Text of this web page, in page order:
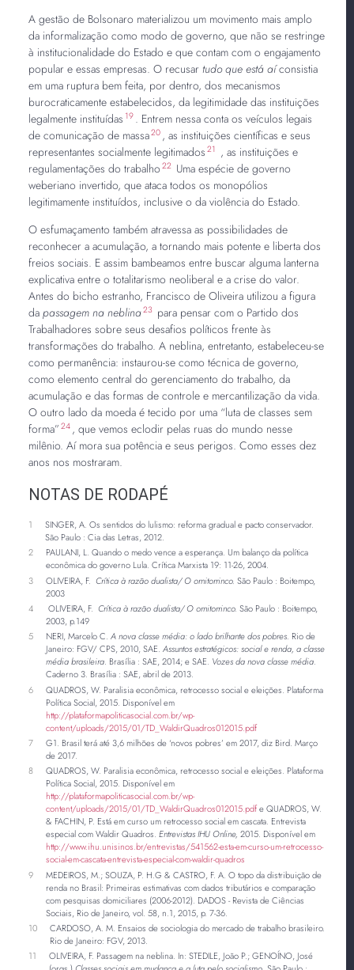
A gestão de Bolsonaro materializou um movimento mais amplo
da informalização como modo de governo, que não se restringe
à institucionalidade do Estado e que contam com o engajamento
popular e essas empresas. O recusar tudo que está aíconsistia
em uma ruptura bem feita, por dentro, dos mecanismos
burocraticamente estabelecidos, da legitimidade das instituições
legalmente instituídas 19 . Entrem nessa conta os veículos legais
de comunicação de massa20 , as instituições científicas e seus
representantes socialmente legitimados 21 , as instituições e
regulamentações do trabalho 22 Uma espécie de governo
weberiano invertido, que ataca todos os monopólios
legitimamente instituídos, inclusive o da violência do Estado.
O esfumaçamento também atravessa as possibilidades de
reconhecer a acumulação, a tornando mais potente e liberta dos
freios sociais. E assim bambeamos entre buscar alguma lanterna
explicativa entre o totalitarismo neoliberal e a crise do valor.
Antes do bicho estranho, Francisco de Oliveira utilizou a figura
da passagem na neblina23 para pensar com o Partido dos
Trabalhadores sobre seus desafios políticos frente às
transformações do trabalho. A neblina, entretanto, estabeleceu-se
como permanência: instaurou-se como técnica de governo,
como elemento central do gerenciamento do trabalho, da
acumulação e das formas de controle e mercantilização da vida.
O outro lado da moeda é tecido por uma “luta de classes sem
forma” 24 , que vemos eclodir pelas ruas do mundo nesse
milênio. Aí mora sua potência e seus perigos. Como esses dez
anos nos mostraram.
NOTAS DE RODAPÉ
1
SINGER, A. Os sentidos do lulismo: reforma gradual e pacto conservador.
São Paulo : Cia das Letras, 2012.
2
PAULANI, L. Quando o medo vence a esperança. Um balanço da política
econômica do governo Lula. Crítica Marxista 19: 11-26, 2004.
3
OLIVEIRA, F.Crítica à razão dualista/ O ornitorrinco. São Paulo : Boitempo,
2003
4
OLIVEIRA, F.Crítica à razão dualista/ O ornitorrinco. São Paulo : Boitempo,
2003, p.149
5
NERI, Marcelo C.A nova classe média: o lado brilhante dos pobres. Rio de
Janeiro: FGV/ CPS, 2010, SAE.Assuntos estratégicos: social e renda, a classe
média brasileira. Brasília : SAE, 2014; e SAE. Vozes da nova classe média.
Caderno 3. Brasília : SAE, abril de 2013.
6
QUADROS, W. Paralisia econômica, retrocesso social e eleições. Plataforma
Política Social, 2015. Disponível em
http://plataformapoliticasocial.com.br/wp-
content/uploads/2015/01/TD_WaldirQuadros012015.pdf
7
G1. Brasil terá até 3,6 milhões de ‘novos pobres’ em 2017, diz Bird. Março
de 2017.
8
QUADROS, W. Paralisia econômica, retrocesso social e eleições. Plataforma
Política Social, 2015. Disponível em
http://plataformapoliticasocial.com.br/wp-
content/uploads/2015/01/TD_WaldirQuadros012015.pdfe QUADROS, W.
& FACHIN, P. Está em curso um retrocesso social em cascata. Entrevista
especial com Waldir Quadros.Entrevistas IHU Online,2015. Disponível em
http://www.ihu.unisinos.br/entrevistas/541562-esta-em-curso-um-retrocesso-
social-em-cascata-entrevista-especial-com-waldir-quadros
9
MEDEIROS, M.; SOUZA, P. H.G & CASTRO, F. A. O topo da distribuição de
renda no Brasil: Primeiras estimativas com dados tributários e comparação
com pesquisas domiciliares (2006-2012). DADOS - Revista de Ciências
Sociais, Rio de Janeiro, vol. 58, n.1, 2015, p. 7-36.
10
CARDOSO, A. M. Ensaios de sociologia do mercado de trabalho brasileiro.
Rio de Janeiro: FGV, 2013.
11
OLIVEIRA, F. Passagem na neblina. In: STEDILE, João P.; GENOÍNO, José